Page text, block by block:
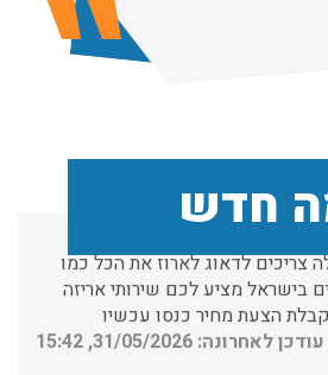
חדש
עם מנוף בפרדס חנה ואפשרות הובלת
צריכים לדאוג לארוז את הכל כמו
בישראל מציע לכם שירותי אריזה
הצעת מחיר כנסו עכשיו
עודכן לאחרונה: 31/05/2026, 15:42